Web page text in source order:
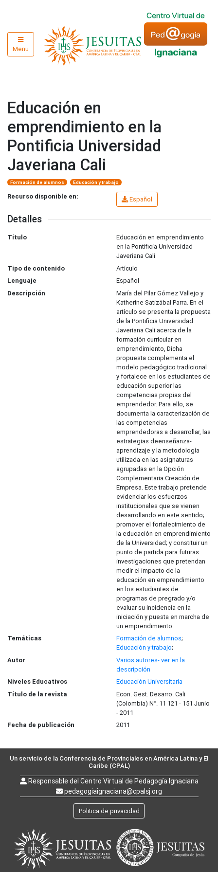
Menu
Educación en
emprendimiento en la
Pontificia Universidad
Javeriana Cali
Formación de alumnos Educación y trabajo
Recurso disponible en: Español
Detalles
Título
Educación en emprendimiento
en la Pontificia Universidad
Javeriana Cali
Tipo de contenido
Artículo
Lenguaje
Español
Descripción
María del Pilar Gómez Vallejo y
Katherine Satizábal Parra. En el
artículo se presenta la propuesta
de la Pontificia Universidad
Javeriana Cali acerca de la
formación curricular en
emprendimiento, Dicha
propuesta complementa el
modelo pedagógico tradicional
y fortalece en los estudiantes de
educación superior las
competencias propias del
emprendedor. Para ello, se
documenta la caracterización de
las competencias
emprendedoras a desarrollar, las
estrategias deenseñanza-
aprendizaje y la metodología
utilizada en las asignaturas
agrupadas en la Opción
Complementaria Creación de
Empresa. Este trabajo pretende
evidenciar los esfuerzos
institucionales que se vienen
desarrollando en este sentido;
promover el fortalecimiento de
la educación en emprendimiento
de la Universidad; y constituir un
punto de partida para futuras
investigaciones que pretendan
medir el impacto de la
educación en emprendimiento
en los estudiantes de
programas de pregrado y/o
evaluar su incidencia en la
iniciación y puesta en marcha de
un emprendimiento.
Temáticas
Formación de alumnos;
Educación y trabajo;
Autor
Varios autores- ver en la
descripción
Niveles Educativos
Educación Universitaria
Título de la revista
Econ. Gest. Desarro. Cali
(Colombia) N°. 11 121 - 151 Junio
- 2011
Fecha de publicación
2011
Un servicio de la Conferencia de Provinciales en América Latina y El
Caribe (CPAL)
Responsable del Centro Virtual de Pedagogía Ignaciana
pedagogiaignaciana@cpalsj.org
Politica de privacidad